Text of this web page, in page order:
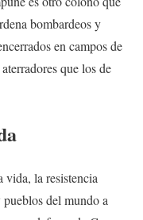
bombardeos y
en campos de
que los de
vida, la resistencia
del mundo a